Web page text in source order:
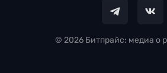
© 2026 Битпрайс: медиа о